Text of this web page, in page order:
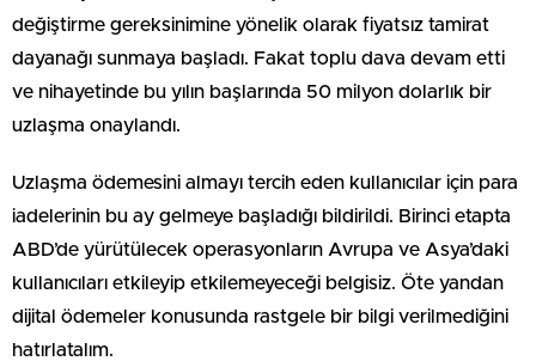
değiştirme gereksinimine yönelik olarak fiyatsız tamirat
dayanağı sunmaya başladı. Fakat toplu dava devam etti
ve nihayetinde bu yılın başlarında 50 milyon dolarlık bir
uzlaşma onaylandı.
Uzlaşma ödemesini almayı tercih eden kullanıcılar için para
iadelerinin bu ay gelmeye başladığı bildirildi. Birinci etapta
ABD’de yürütülecek operasyonların Avrupa ve Asya’daki
kullanıcıları etkileyip etkilemeyeceği belgisiz. Öte yandan
dijital ödemeler konusunda rastgele bir bilgi verilmediğini
hatırlatalım.